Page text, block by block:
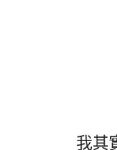
我其